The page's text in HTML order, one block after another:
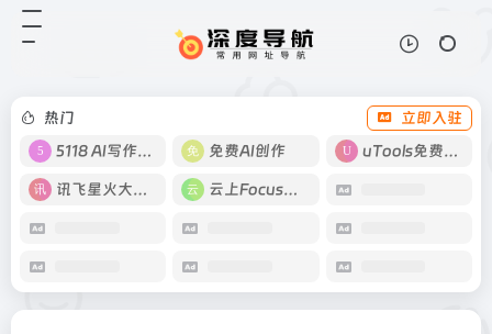
热门
立即入驻
5118 AI写作工具
免费AI创作 uTools免费工具箱
讯飞星火大模型 云上Focus接码
全国图书馆参考咨询联盟
献传递，非常实用，230万种以上的
电子图书，4000万篇以上中文期刊
只需注册，就可提供电子邮件...